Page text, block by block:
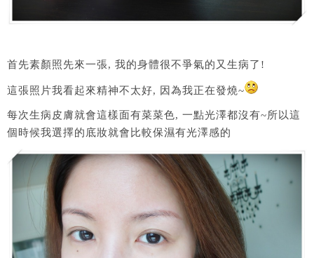
首先素顏照先來一張, 我的身體很不爭氣的又生病了!
這張照片我看起來精神不太好, 因為我正在發燒~
每次生病皮膚就會這樣面有菜菜色, 一點光澤都沒有~所以這
個時候我選擇的底妝就會比較保濕有光澤感的